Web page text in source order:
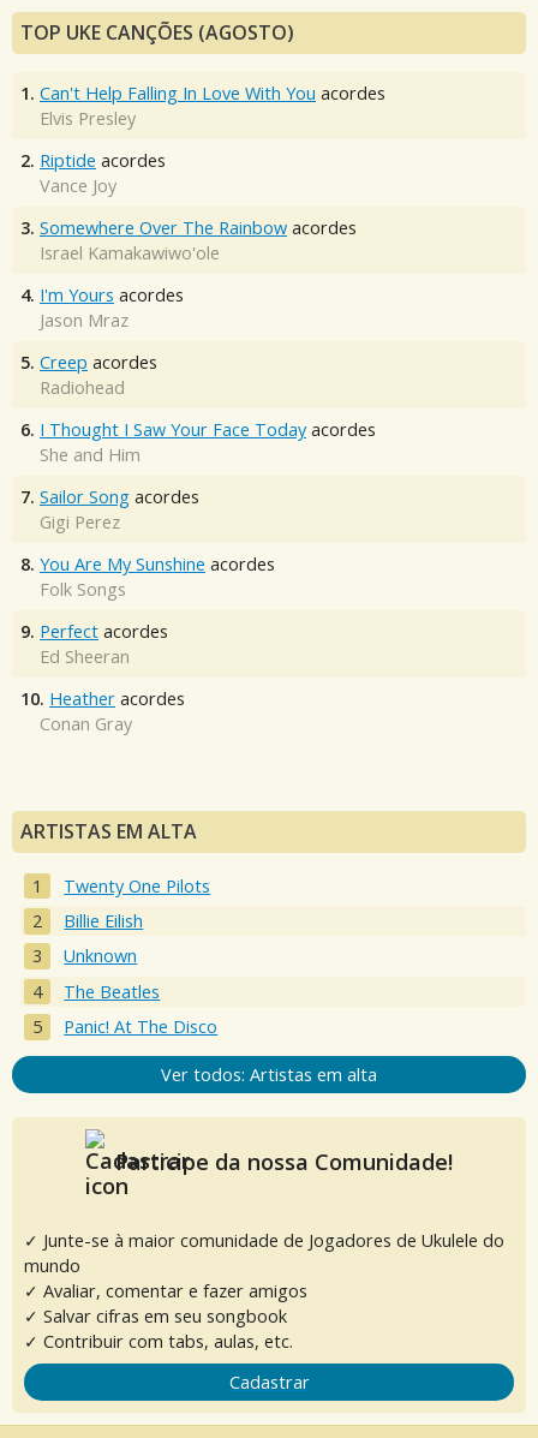
TOP UKE CANÇÕES (AGOSTO)
1. Can't Help Falling In Love With You acordes
Elvis Presley
2. Riptide acordes
Vance Joy
3. Somewhere Over The Rainbow acordes
Israel Kamakawiwo'ole
4. I'm Yours acordes
Jason Mraz
5. Creep acordes
Radiohead
6. I Thought I Saw Your Face Today acordes
She and Him
7. Sailor Song acordes
Gigi Perez
8. You Are My Sunshine acordes
Folk Songs
9. Perfect acordes
Ed Sheeran
10. Heather acordes
Conan Gray
ARTISTAS EM ALTA
Twenty One Pilots
Billie Eilish
Unknown
The Beatles
Panic! At The Disco
Ver todos: Artistas em alta
Participe da nossa Comunidade!
✓ Junte-se à maior comunidade de Jogadores de Ukulele do
mundo
✓ Avaliar, comentar e fazer amigos
✓ Salvar cifras em seu songbook
✓ Contribuir com tabs, aulas, etc.
Cadastrar